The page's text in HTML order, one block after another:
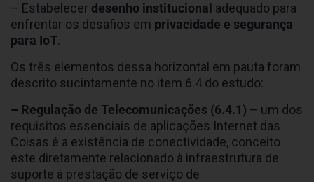
– Estabelecer desenho institucional adequado para
enfrentar os desafios em privacidade e segurança
para IoT.
Os três elementos dessa horizontal em pauta foram
descrito sucintamente no item 6.4 do estudo:
– Regulação de Telecomunicações (6.4.1) – um dos
requisitos essenciais de aplicações Internet das
Coisas é a existência de conectividade, conceito
este diretamente relacionado à infraestrutura de
suporte à prestação de serviço de